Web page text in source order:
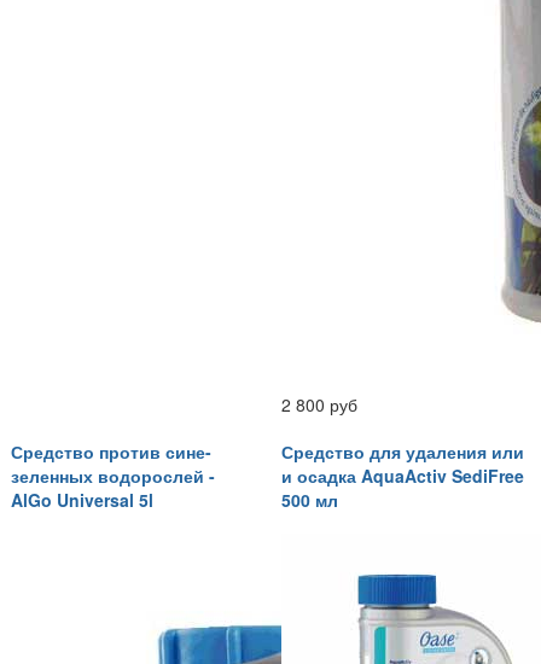
2 800 руб
Средство против сине-
зеленных водорослей -
AlGo Universal 5l
Средство для удаления или
и осадка AquaActiv SediFree
500 мл